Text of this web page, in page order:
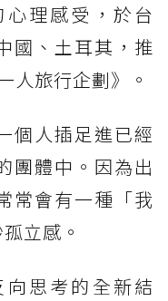
理感受，於台
國、土耳其，推
人旅行企劃》。
個人插足進已經
團體中。因為出
常會有一種「我
立感。
向思考的全新結